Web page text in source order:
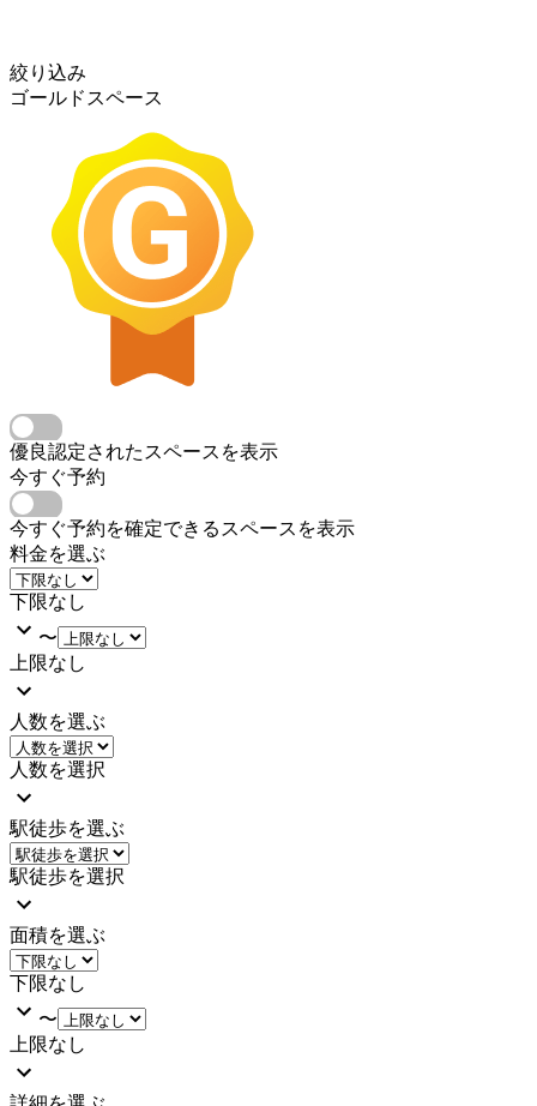
絞り込み
ゴールドスペース
優良認定されたスペースを表示
今すぐ予約
今すぐ予約を確定できるスペースを表示
料金を選ぶ
下限なし
〜
上限なし
人数を選ぶ
人数を選択
駅徒歩を選ぶ
駅徒歩を選択
面積を選ぶ
下限なし
〜
上限なし